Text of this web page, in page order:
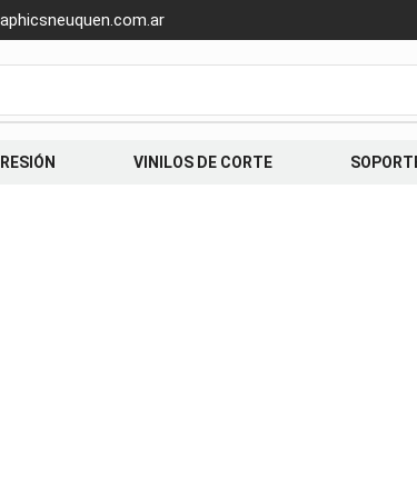
VINILOS DE CORTE